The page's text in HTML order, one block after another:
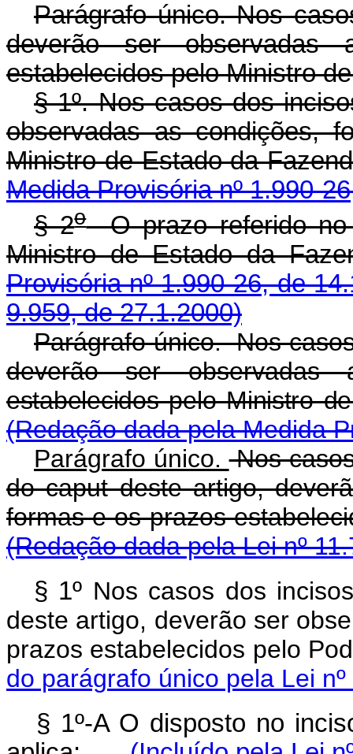
Parágrafo único. Nos
deverão ser observadas
estabelecidos pelo Ministro
§ 1º. Nos casos dos
observadas as condições,
Ministro de Estado
Medida Provisória nº 1.990-
§ 2oO prazo referido no
Ministro de Estado
Provisória nº 1.990-26, de
9.959, de 27.1.2000)
Parágrafo único. Nos
deverão ser observadas
estabelecidos pelo Ministro
(Redação dada pela Medida
Parágrafo único.Nos
do caput deste artigo,
formas e os prazos
(Redação dada pela Lei nº
§ 1º Nos casos dos
deste artigo, deverão ser
prazos estabelecidos
do parágrafo único pela Lei
§ 1º-A O disposto no